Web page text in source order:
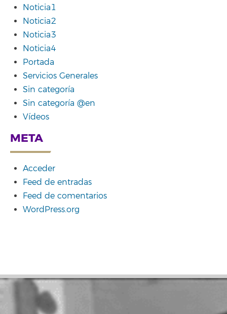
Noticia1
Noticia2
Noticia3
Noticia4
Portada
Servicios Generales
Sin categoría
Sin categoría @en
Vídeos
META
Acceder
Feed de entradas
Feed de comentarios
WordPress.org